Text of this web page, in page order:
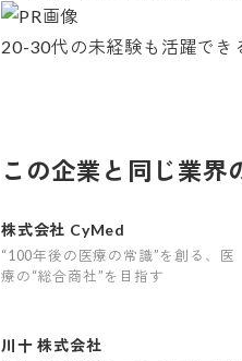
20-30代の未経験も活躍でき
この企業と同じ業界
株式会社 CyMed
“100年後の医療の常識”を創る、医
療の“総合商社”を目指す
川十 株式会社